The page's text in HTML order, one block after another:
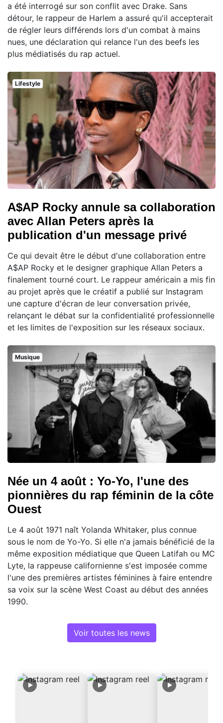
a été interrogé sur son conflit avec Drake. Sans
détour, le rappeur de Harlem a assuré qu'il accepterait
de régler leurs différends lors d'un combat à mains
nues, une déclaration qui relance l'un des beefs les
plus médiatisés du rap actuel.
Lifestyle
A$AP Rocky annule sa collaboration
avec Allan Peters après la
publication d'un message privé
Ce qui devait être le début d'une collaboration entre
A$AP Rocky et le designer graphique Allan Peters a
finalement tourné court. Le rappeur américain a mis fin
au projet après que le créatif a publié sur Instagram
une capture d'écran de leur conversation privée,
relançant le débat sur la confidentialité professionnelle
et les limites de l'exposition sur les réseaux sociaux.
Musique
Née un 4 août : Yo-Yo, l'une des
pionnières du rap féminin de la côte
Ouest
Le 4 août 1971 naît Yolanda Whitaker, plus connue
sous le nom de Yo-Yo. Si elle n'a jamais bénéficié de la
même exposition médiatique que Queen Latifah ou MC
Lyte, la rappeuse californienne s'est imposée comme
l'une des premières artistes féminines à faire entendre
sa voix sur la scène West Coast au début des années
1990.
Voir toutes les news